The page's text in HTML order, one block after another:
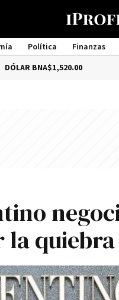
Política Finanzas
$1,520.00
la quiebra